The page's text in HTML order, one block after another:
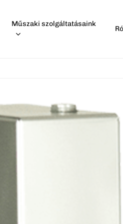
Műszaki szolgáltatásaink